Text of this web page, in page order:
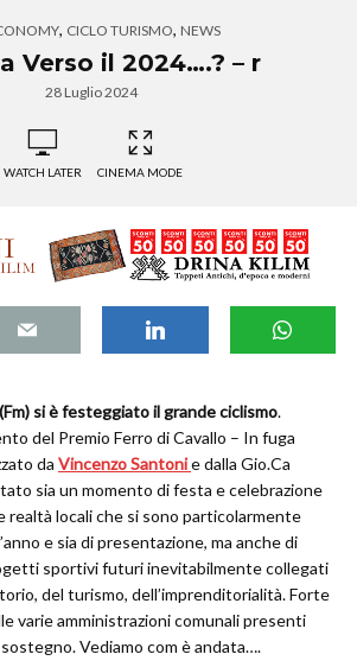
, CICLO TURISMO, NEWS
Verso il 2024….? – r
28 Luglio 2024
WATCH LATER CINEMA MODE
si è festeggiato il grande ciclismo.
del Premio Ferro di Cavallo – In fuga
da Vincenzo Santonie dalla Gio.Ca
sia un momento di festa e celebrazione
realtà locali che si sono particolarmente
e sia di presentazione, ma anche di
sportivi futuri inevitabilmente collegati
del turismo, dell’imprenditorialità. Forte
varie amministrazioni comunali presenti
Vediamo com è andata….